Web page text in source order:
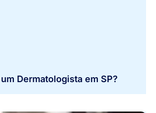
Dermatologista em SP?